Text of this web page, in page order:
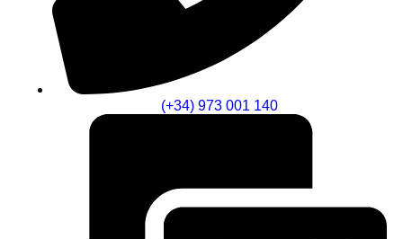
(+34) 973 001 140